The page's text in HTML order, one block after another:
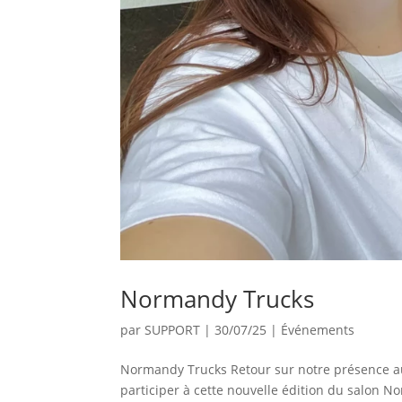
Normandy Trucks
parSUPPORT |30/07/25 | Événements
Normandy Trucks Retour sur notre présence
participer à cette nouvelle édition du salon